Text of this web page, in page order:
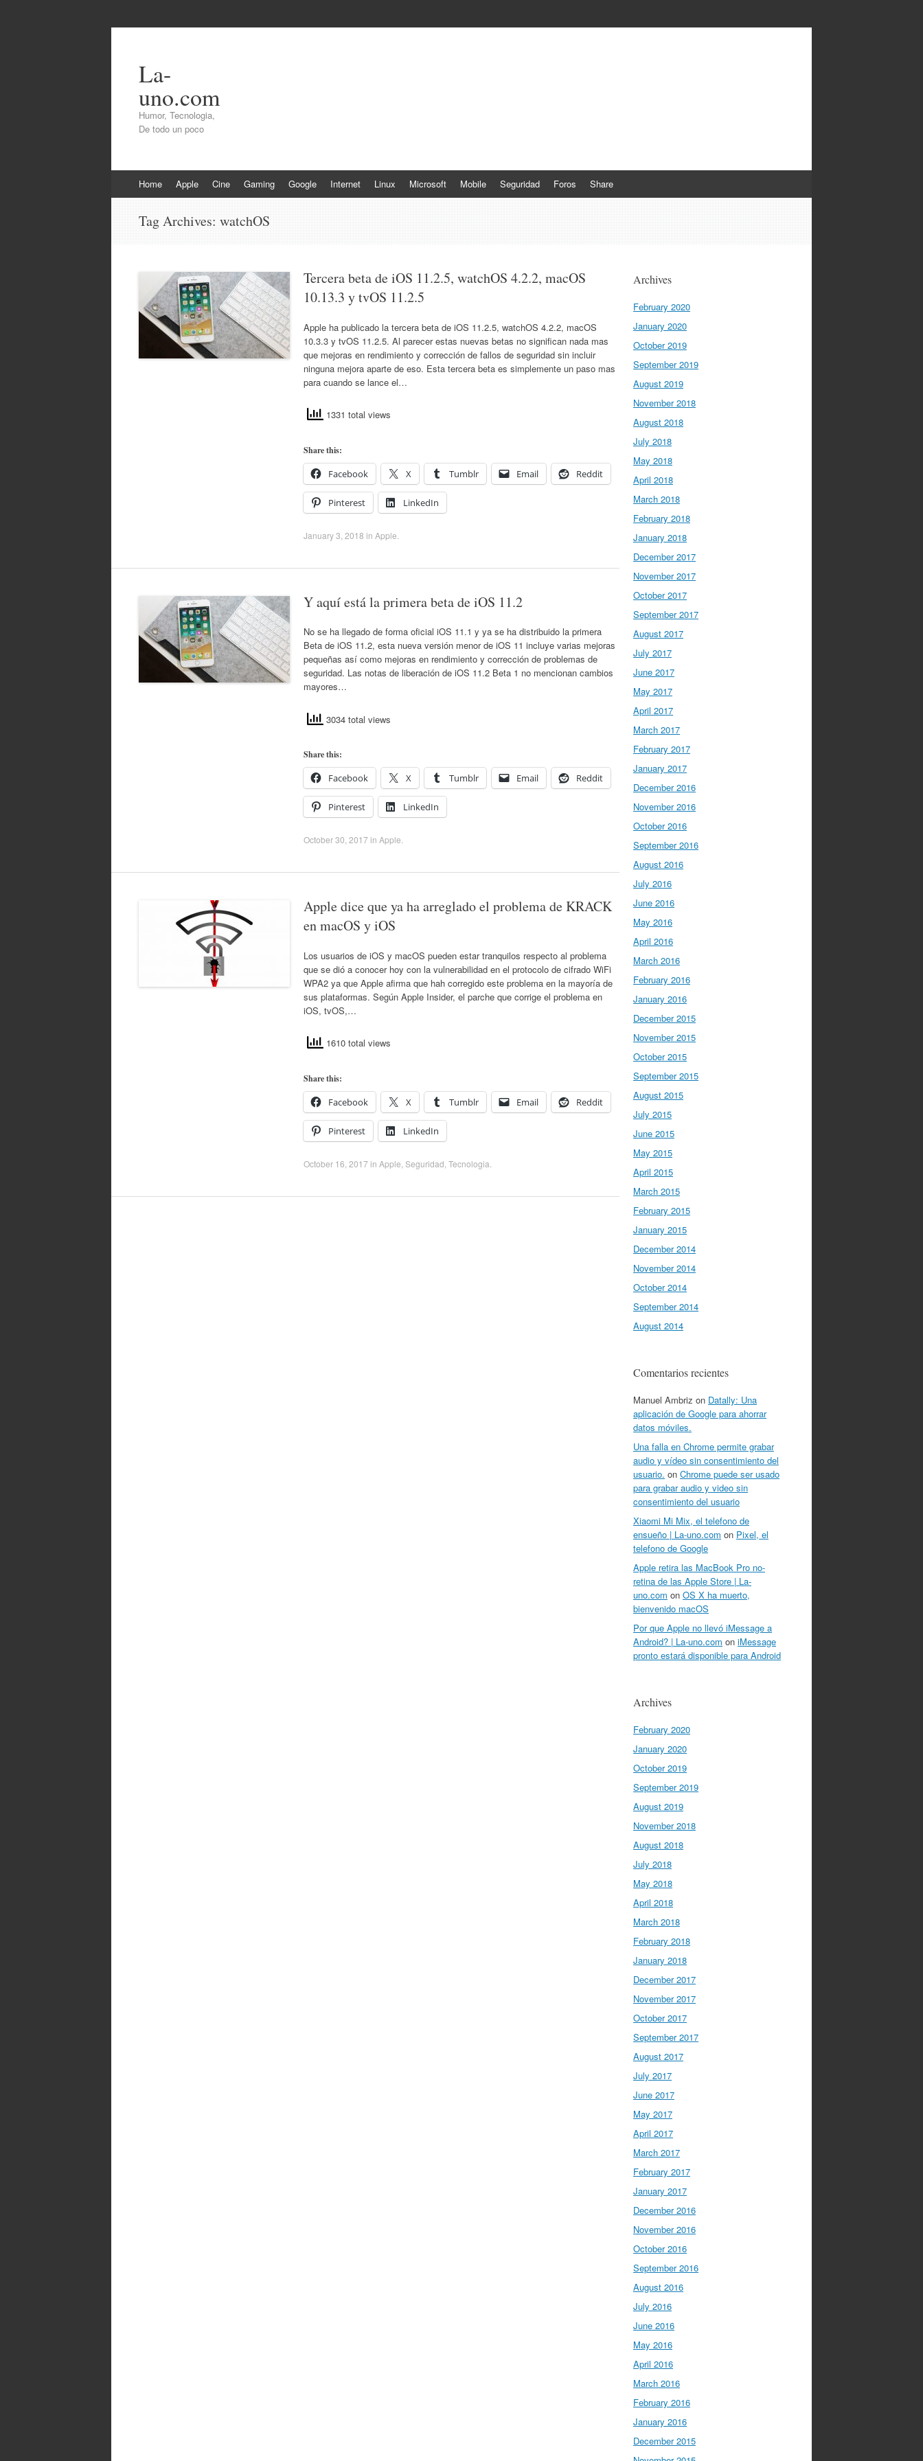
La-
uno.com
Humor, Tecnologia,
De todo un poco
to
Home Apple Cine Gaming Google Internet Linux Microsoft Mobile Seguridad Foros Share
Tag Archives: watchOS
Tercera beta de iOS 11.2.5, watchOS 4.2.2, macOS
10.13.3 y tvOS 11.2.5
Apple ha publicado la tercera beta de iOS 11.2.5, watchOS 4.2.2, macOS
10.3.3 y tvOS 11.2.5. Al parecer estas nuevas betas no significan nada mas
que mejoras en rendimiento y corrección de fallos de seguridad sin incluir
ninguna mejora aparte de eso. Esta tercera beta es simplemente un paso mas
para cuando se lance el…
1331 total views
Share this:
Facebook X Tumblr Email Reddit
Pinterest LinkedIn
January 3, 2018 in Apple
Y aquí está la primera beta de iOS 11.2
No se ha llegado de forma oficial iOS 11.1 y ya se ha distribuido la primera
Beta de iOS 11.2, esta nueva versión menor de iOS 11 incluye varias mejoras
pequeñas así como mejoras en rendimiento y corrección de problemas de
seguridad. Las notas de liberación de iOS 11.2 Beta 1 no mencionan cambios
mayores…
3034 total views
Share this:
Facebook X Tumblr Email Reddit
Pinterest LinkedIn
October 30, 2017 in Apple
Apple dice que ya ha arreglado el problema de KRACK
en macOS y iOS
Los usuarios de iOS y macOS pueden estar tranquilos respecto al problema
que se dió a conocer hoy con la vulnerabilidad en el protocolo de cifrado WiFi
WPA2 ya que Apple afirma que hah corregido este problema en la mayoría de
sus plataformas. Según Apple Insider, el parche que corrige el problema en
iOS, tvOS,…
1610 total views
Share this:
Facebook X Tumblr Email Reddit
Pinterest LinkedIn
October 16, 2017 in Apple Seguridad Tecnologia
Archives
February 2020
January 2020
October 2019
September 2019
August 2019
November 2018
August 2018
July 2018
May 2018
April 2018
March 2018
February 2018
January 2018
December 2017
November 2017
October 2017
September 2017
August 2017
July 2017
June 2017
May 2017
April 2017
March 2017
February 2017
January 2017
December 2016
November 2016
October 2016
September 2016
August 2016
July 2016
June 2016
May 2016
April 2016
March 2016
February 2016
January 2016
December 2015
November 2015
October 2015
September 2015
August 2015
July 2015
June 2015
May 2015
April 2015
March 2015
February 2015
January 2015
December 2014
November 2014
October 2014
September 2014
August 2014
Comentarios recientes
Manuel Ambriz on Datally: Una
aplicación de Google para ahorrar
datos móviles.
Una falla en Chrome permite grabar
audio y vídeo sin consentimiento del
usuario. on Chrome puede ser usado
para grabar audio y video sin
consentimiento del usuario
Xiaomi Mi Mix, el telefono de
ensueño | La-uno.com on Pixel, el
telefono de Google
Apple retira las MacBook Pro no-
retina de las Apple Store | La-
uno.com on OS X ha muerto,
bienvenido macOS
Por que Apple no llevó iMessage a
Android? | La-uno.com on iMessage
pronto estará disponible para Android
Archives
February 2020
January 2020
October 2019
September 2019
August 2019
November 2018
August 2018
July 2018
May 2018
April 2018
March 2018
February 2018
January 2018
December 2017
November 2017
October 2017
September 2017
August 2017
July 2017
June 2017
May 2017
April 2017
March 2017
February 2017
January 2017
December 2016
November 2016
October 2016
September 2016
August 2016
July 2016
June 2016
May 2016
April 2016
March 2016
February 2016
January 2016
December 2015